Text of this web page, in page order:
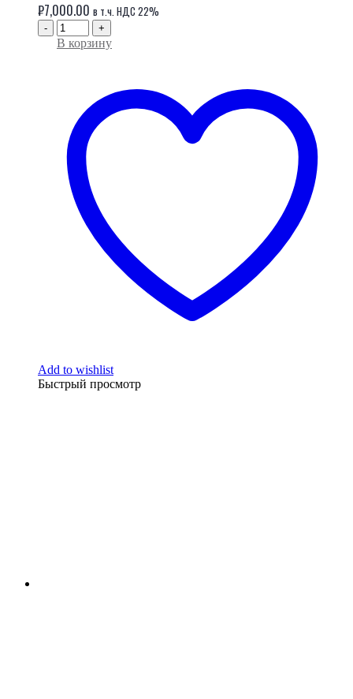
₽7,000.00 в т.ч. НДС 22%
- +
В корзину
Add to wishlist
Быстрый просмотр